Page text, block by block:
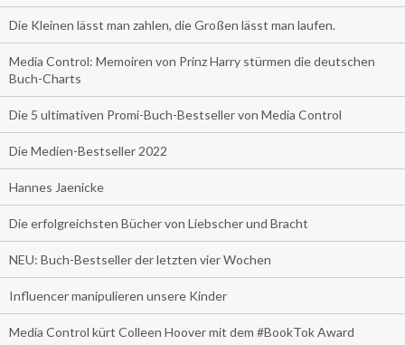
Die Kleinen lässt man zahlen, die Großen lässt man laufen.
Media Control: Memoiren von Prinz Harry stürmen die deutschen
Buch-Charts
Die 5 ultimativen Promi-Buch-Bestseller von Media Control
Die Medien-Bestseller 2022
Hannes Jaenicke
Die erfolgreichsten Bücher von Liebscher und Bracht
NEU: Buch-Bestseller der letzten vier Wochen
Influencer manipulieren unsere Kinder
Media Control kürt Colleen Hoover mit dem #BookTok Award